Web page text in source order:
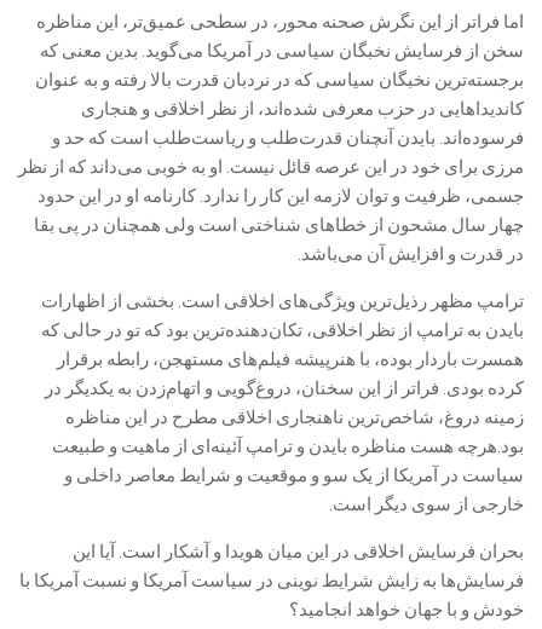
اما فراتر از این نگرش صحنه محور، در سطحی عمیق‌تر، این مناظره
سخن از فرسایش نخبگان سیاسی در آمریکا می‌گوید. بدین معنی که
برجسته‌ترین نخبگان سیاسی که در نردبان قدرت بالا رفته و به عنوان
کاندیداهایی در حزب معرفی شده‌اند، از نظر اخلاقی و هنجاری
فرسوده‌اند. بایدن آنچنان قدرت‌طلب و ریاست‌طلب است که حد و
مرزی برای خود در این عرصه قائل نیست. او به خوبی می‌داند که از نظر
جسمی، ظرفیت و توان لازمه این کار را ندارد. کارنامه او در این حدود
چهار سال مشحون از خطاهای شناختی است ولی همچنان در پی بقا
در قدرت و افزایش آن می‌باشد.
ترامپ مظهر رذیل‌ترین ویژگی‌های اخلاقی است. بخشی از اظهارات
بایدن به ترامپ از نظر اخلاقی، تکان‌دهنده‌ترین بود که تو در حالی که
همسرت باردار بوده، با هنرپیشه فیلم‌های مستهجن، رابطه برقرار
کرده بودی. فراتر از این سخنان، دروغ‌گویی و اتهام‌زدن به یکدیگر در
زمینه دروغ، شاخص‌ترین ناهنجاری اخلاقی مطرح در این مناظره
بود.هرچه هست مناظره بایدن و ترامپ آئینه‌ای از ماهیت و طبیعت
سیاست در آمریکا از یک سو و موقعیت و شرایط معاصر داخلی و
خارجی از سوی دیگر است.
بحران فرسایش اخلاقی در این میان هویدا و آشکار است. آیا این
فرسایش‌ها به زایش شرایط نوینی در سیاست آمریکا و نسبت آمریکا با
خودش و با جهان خواهد انجامید؟